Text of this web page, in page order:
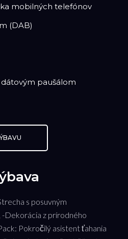
mobilných telefónov
(DAB)
paušálom
s posuvným
Dekorácia z prírodného
Pokročilý asistent ťahania